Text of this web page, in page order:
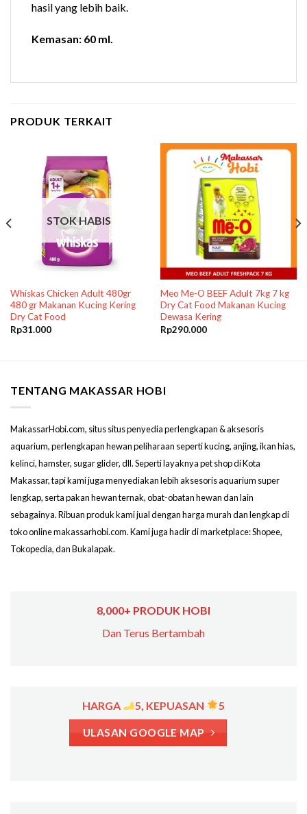
hasil yang lebih baik.
Kemasan: 60 ml.
PRODUK TERKAIT
STOK HABIS
Whiskas Chicken Adult 480gr
480 gr Makanan Kucing Kering
Dry Cat Food
Rp31.000
Meo Me-O BEEF Adult 7kg 7 kg
Dry Cat Food Makanan Kucing
Dewasa Kering
Rp290.000
TENTANG MAKASSAR HOBI
MakassarHobi.com, situs situs penyedia perlengkapan & aksesoris
aquarium, perlengkapan hewan peliharaan seperti kucing, anjing, ikan hias,
kelinci, hamster, sugar glider, dll. Seperti layaknya pet shop di Kota
Makassar, tapi kami juga menyediakan lebih aksesoris aquarium super
lengkap, serta pakan hewan ternak, obat-obatan hewan dan lain
sebagainya. Ribuan produk kami jual dengan harga murah dan lengkap di
toko online makassarhobi.com. Kami juga hadir di marketplace: Shopee,
Tokopedia, dan Bukalapak.
8,000+ PRODUK HOBI
Dan Terus Bertambah
HARGA 5, KEPUASAN 5
ULASAN GOOGLE MAP